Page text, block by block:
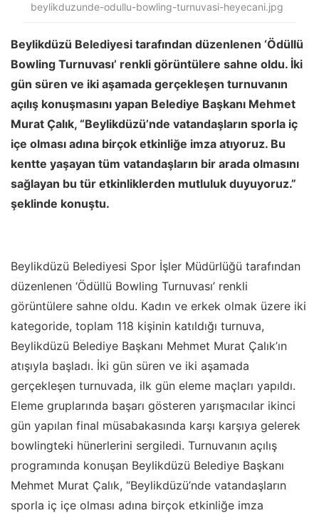
beylikduzunde-odullu-bowling-turnuvasi-heyecani.jpg
Beylikdüzü Belediyesi tarafından düzenlenen ‘Ödüllü
Bowling Turnuvası’ renkli görüntülere sahne oldu. İki
gün süren ve iki aşamada gerçekleşen turnuvanın
açılış konuşmasını yapan Belediye Başkanı Mehmet
Murat Çalık, “Beylikdüzü’nde vatandaşların sporla iç
içe olması adına birçok etkinliğe imza atıyoruz. Bu
kentte yaşayan tüm vatandaşların bir arada olmasını
sağlayan bu tür etkinliklerden mutluluk duyuyoruz.”
şeklinde konuştu.
Beylikdüzü Belediyesi Spor İşler Müdürlüğü tarafından
düzenlenen ‘Ödüllü Bowling Turnuvası’ renkli
görüntülere sahne oldu. Kadın ve erkek olmak üzere iki
kategoride, toplam 118 kişinin katıldığı turnuva,
Beylikdüzü Belediye Başkanı Mehmet Murat Çalık’ın
atışıyla başladı. İki gün süren ve iki aşamada
gerçekleşen turnuvada, ilk gün eleme maçları yapıldı.
Eleme gruplarında başarı gösteren yarışmacılar ikinci
gün yapılan final müsabakasında karşı karşıya gelerek
bowlingteki hünerlerini sergiledi. Turnuvanın açılış
programında konuşan Beylikdüzü Belediye Başkanı
Mehmet Murat Çalık, “Beylikdüzü’nde vatandaşların
sporla iç içe olması adına birçok etkinliğe imza